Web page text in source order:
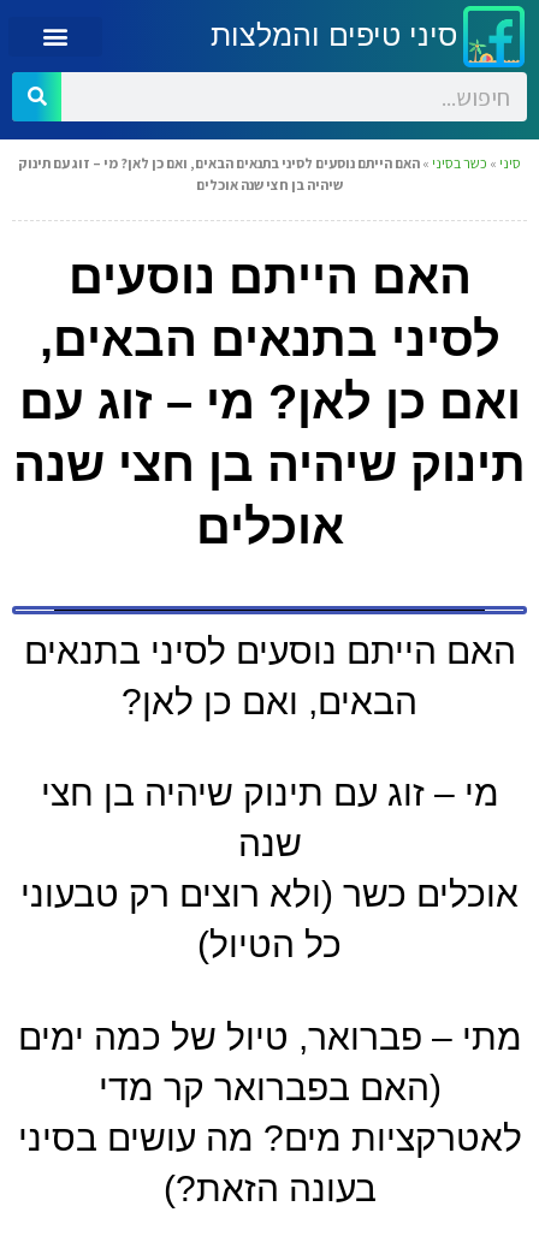
סיני טיפים והמלצות
סיני » כשר בסיני » האם הייתם נוסעים לסיני בתנאים הבאים, ואם כן לאן? מי – זוג עם תינוק
שיהיה בן חצי שנה אוכלים
האם הייתם נוסעים
לסיני בתנאים הבאים,
ואם כן לאן? מי – זוג עם
תינוק שיהיה בן חצי שנה
אוכלים
האם הייתם נוסעים לסיני בתנאים
הבאים, ואם כן לאן?
מי – זוג עם תינוק שיהיה בן חצי
שנה
אוכלים כשר (ולא רוצים רק טבעוני
כל הטיול)
מתי – פברואר, טיול של כמה ימים
(האם בפברואר קר מדי
לאטרקציות מים? מה עושים בסיני
בעונה הזאת?)